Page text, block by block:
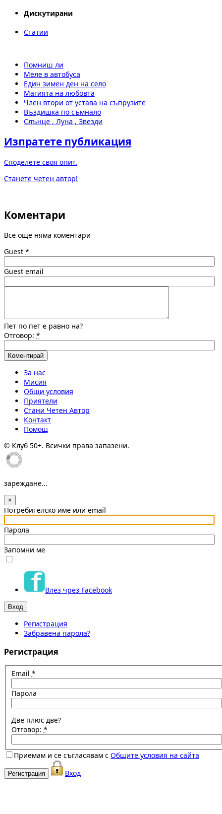
Дискутирани
Статии
Помниш ли
Меле в автобуса
Един зимен ден на село
Магията на любовта
Член втори от устава на съпрузите
Въздишка по съмнало
Слънце , Луна , Звезди
Изпратете публикация
Споделете своя опит.
Станете четен автор!
Коментари
Все още няма коментари
Guest *
Guest email
Пет по пет е равно на?
Отговор: *
За нас
Мисия
Общи условия
Приятели
Стани Четен Автор
Контакт
Помощ
© Клуб 50+. Всички права запазени.
зареждане...
×
Потребителско име или email
Парола
Запомни ме
Влез чрез Facebook
Регистрация
Забравена парола?
Регистрация
Email *
Парола
Две плюс две?
Отговор: *
Приемам и се съгласявам с Общите условия на сайта
Вход